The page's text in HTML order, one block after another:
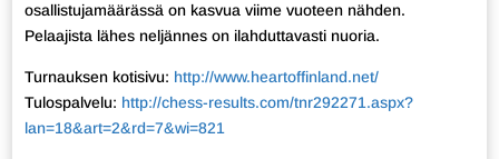
osallistujamäärässä on kasvua viime vuoteen nähden.
Pelaajista lähes neljännes on ilahduttavasti nuoria.
Turnauksen kotisivu: http://www.heartoffinland.net/
Tulospalvelu: http://chess-results.com/tnr292271.aspx?
lan=18&art=2&rd=7&wi=821